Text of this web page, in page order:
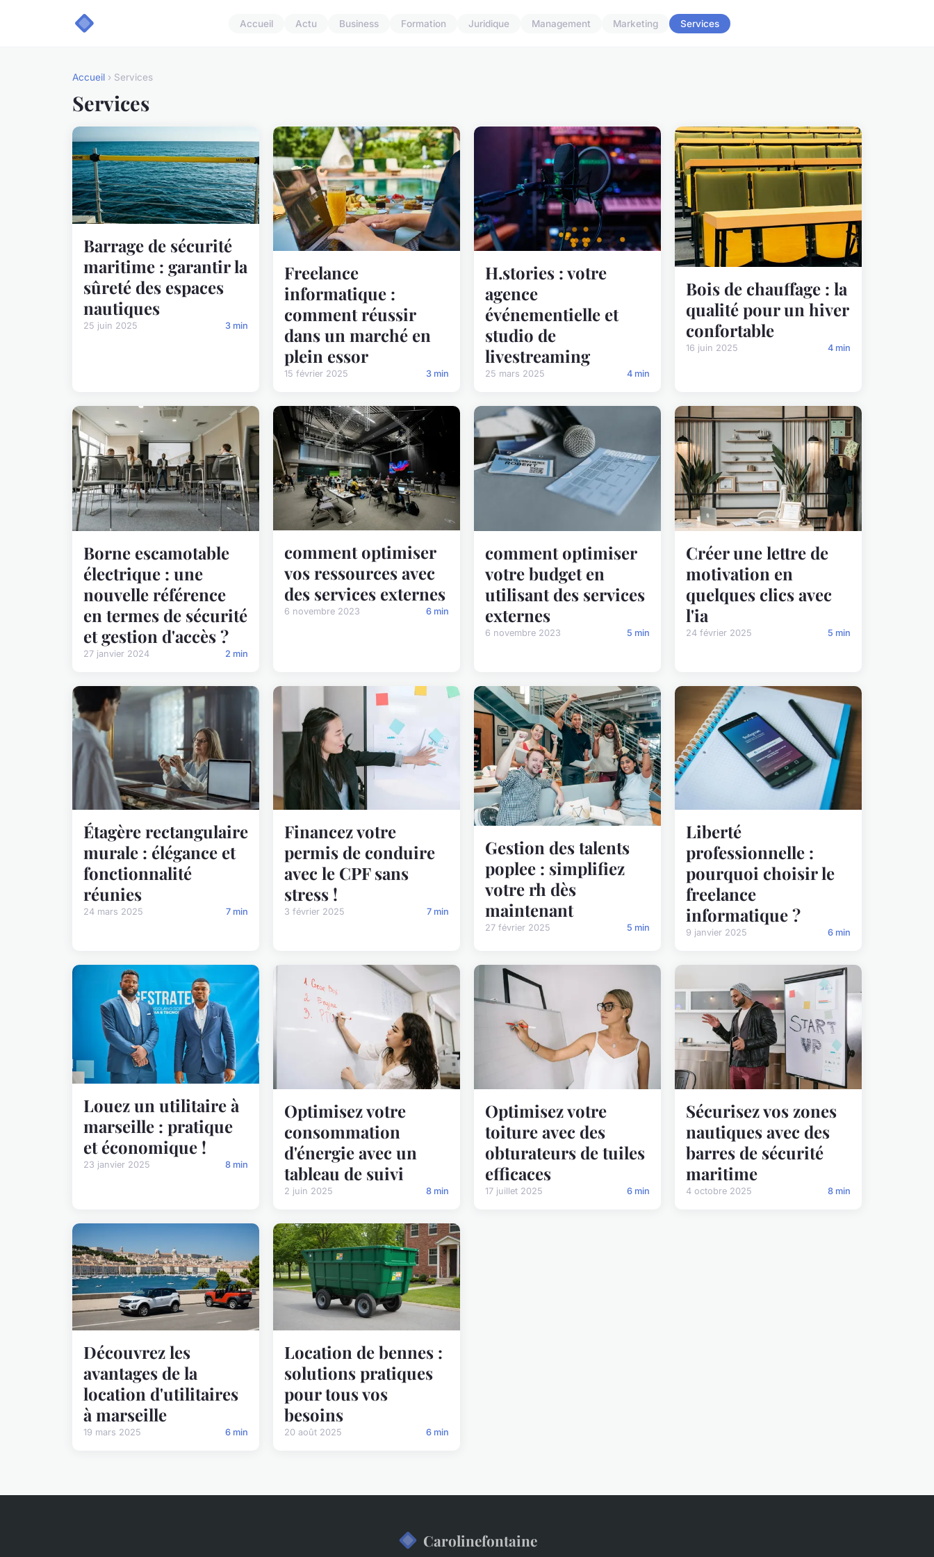
Accueil Actu Business Formation Juridique Management Marketing Services
Accueil › Services
Services
Barrage de sécurité
maritime : garantir la
sûreté des espaces
nautiques
25 juin 2025 3 min
Freelance
informatique :
comment réussir
dans un marché en
plein essor
15 février 2025 3 min
H.stories : votre
agence
événementielle et
studio de
livestreaming
25 mars 2025 4 min
Bois de chauffage : la
qualité pour un hiver
confortable
16 juin 2025 4 min
Borne escamotable
électrique : une
nouvelle référence
en termes de sécurité
et gestion d'accès ?
27 janvier 2024 2 min
comment optimiser
vos ressources avec
des services externes
6 novembre 2023 6 min
comment optimiser
votre budget en
utilisant des services
externes
6 novembre 2023 5 min
Créer une lettre de
motivation en
quelques clics avec
l'ia
24 février 2025 5 min
Étagère rectangulaire
murale : élégance et
fonctionnalité
réunies
24 mars 2025 7 min
Financez votre
permis de conduire
avec le CPF sans
stress !
3 février 2025 7 min
Gestion des talents
poplee : simplifiez
votre rh dès
maintenant
27 février 2025 5 min
Liberté
professionnelle :
pourquoi choisir le
freelance
informatique ?
9 janvier 2025 6 min
Louez un utilitaire à
marseille : pratique
et économique !
23 janvier 2025 8 min
Optimisez votre
consommation
d'énergie avec un
tableau de suivi
2 juin 2025 8 min
Optimisez votre
toiture avec des
obturateurs de tuiles
efficaces
17 juillet 2025 6 min
Sécurisez vos zones
nautiques avec des
barres de sécurité
maritime
4 octobre 2025 8 min
Découvrez les
avantages de la
location d'utilitaires
à marseille
19 mars 2025 6 min
Location de bennes :
solutions pratiques
pour tous vos
besoins
20 août 2025 6 min
Carolinefontaine